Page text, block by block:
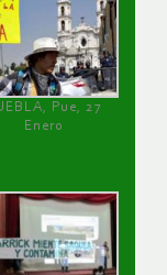
Pue, 27
Enero